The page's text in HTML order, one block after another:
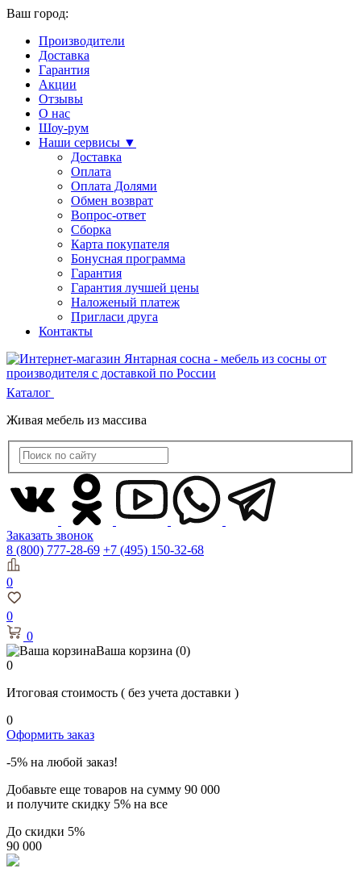
Ваш город:
Производители
Доставка
Гарантия
Акции
Отзывы
О нас
Шоу-рум
Наши сервисы ▼
Доставка
Оплата
Оплата Долями
Обмен возврат
Вопрос-ответ
Сборка
Карта покупателя
Бонусная программа
Гарантия
Гарантия лучшей цены
Наложеный платеж
Пригласи друга
Контакты
Каталог
Живая мебель из массива
Заказать звонок
8 (800) 777-28-69 +7 (495) 150-32-68
0
0
0
Ваша корзина (0)
0
Итоговая стоимость ( без учета доставки )
0
Оформить заказ
-5% на любой заказ!
Добавьте еще товаров на сумму 90 000
и получите скидку 5% на все
До скидки 5%
90 000